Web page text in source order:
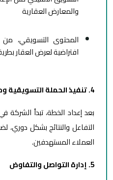
والمعارض العقارية
المحتوى التسويقي،
افتراضية لعرض العقار
4. تنفيذ الحملة التسويقية ومتابعة النتائج
بعد إعداد الخطة، تبدأ الشركة
التفاعل والنتائج بشكل
العملاء المستهدفين.
5. إدارة التواصل والتفاوض